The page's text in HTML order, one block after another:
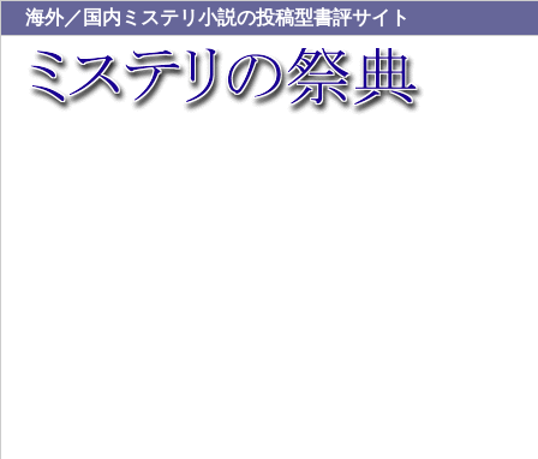
海外／国内ミステリ小説の投稿型書評サイト